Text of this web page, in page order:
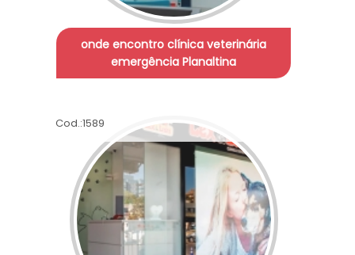
onde encontro clínica veterinária
emergência Planaltina
Cod.:1589